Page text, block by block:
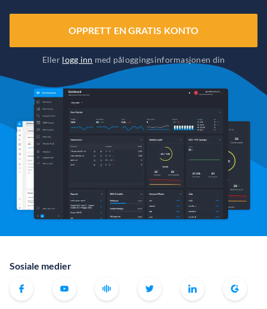
OPPRETT EN GRATIS KONTO
Eller logg inn med påloggingsinformasjonen din
Sosiale medier